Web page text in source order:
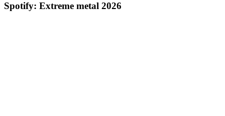
Spotify: Extreme metal 2026